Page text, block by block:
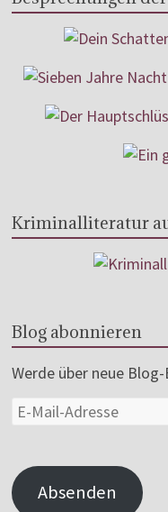
Kriminalliteratur
Blog abonnieren
Werde über neue
Absenden